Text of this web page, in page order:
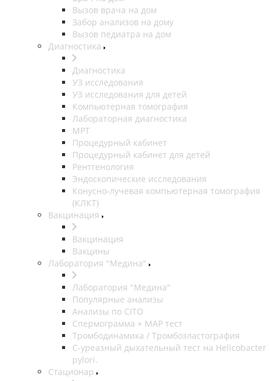
Вызов врача на дом
Забор анализов на дому
Вызов педиатра на дом
Диагностика
Диагностика
УЗ исследования
УЗ исследования для детей
Компьютерная томография
Лабораторная диагностика
МРТ
Процедурный кабинет
Процедурный кабинет для детей
Рентгенология
Эндоскопические исследования
Конусно-лучевая компьютерная томография
(КЛКТ)
Вакцинация
Вакцинация
Вакцины
Лаборатория "Медина"
Лаборатория "Медина"
Популярные анализы
Анализы по CITO
Спермограмма + МАР тест
Тромбодинамика / Тромбоэластография
С-уреазный дыхательный тест на Helicobacter
pylori.
Стационар